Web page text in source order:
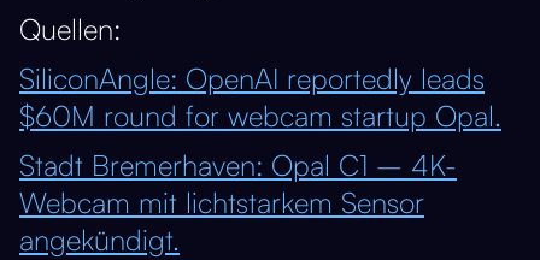
Quellen:
SiliconAngle: OpenAI reportedly leads
$60M round for webcam startup Opal.
Stadt Bremerhaven: Opal C1 – 4K-
Webcam mit lichtstarkem Sensor
angekündigt.